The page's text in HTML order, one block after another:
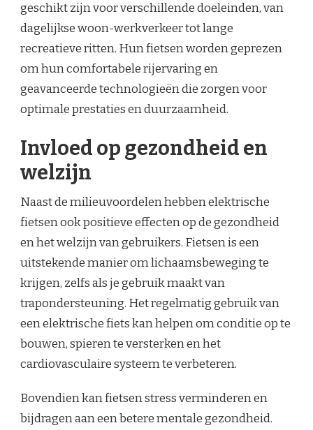
geschikt zijn voor verschillende doeleinden, van
dagelijkse woon-werkverkeer tot lange
recreatieve ritten. Hun fietsen worden geprezen
om hun comfortabele rijervaring en
geavanceerde technologieën die zorgen voor
optimale prestaties en duurzaamheid.
Invloed op gezondheid en
welzijn
Naast de milieuvoordelen hebben elektrische
fietsen ook positieve effecten op de gezondheid
en het welzijn van gebruikers. Fietsen is een
uitstekende manier om lichaamsbeweging te
krijgen, zelfs als je gebruik maakt van
trapondersteuning. Het regelmatig gebruik van
een elektrische fiets kan helpen om conditie op te
bouwen, spieren te versterken en het
cardiovasculaire systeem te verbeteren.
Bovendien kan fietsen stress verminderen en
bijdragen aan een betere mentale gezondheid.